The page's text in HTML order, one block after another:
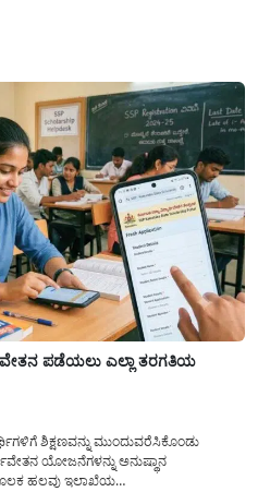
ಪಡೆಯಲು ಎಲ್ಲಾ ತರಗತಿಯ
ಶಿಕ್ಷಣವನ್ನು ಮುಂದುವರೆಸಿಕೊಂಡು
ಯೋಜನೆಗಳನ್ನು ಅನುಷ್ಥಾನ
ಮೂಲಕ ಹಲವು ಇಲಾಖೆಯ